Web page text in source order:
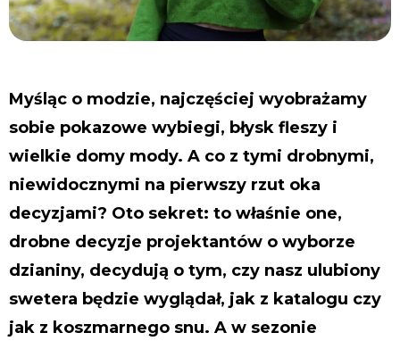
Myśląc o modzie, najczęściej wyobrażamy
sobie pokazowe wybiegi, błysk fleszy i
wielkie domy mody. A co z tymi drobnymi,
niewidocznymi na pierwszy rzut oka
decyzjami? Oto sekret: to właśnie one,
drobne decyzje projektantów o wyborze
dzianiny, decydują o tym, czy nasz ulubiony
swetera będzie wyglądał, jak z katalogu czy
jak z koszmarnego snu. A w sezonie